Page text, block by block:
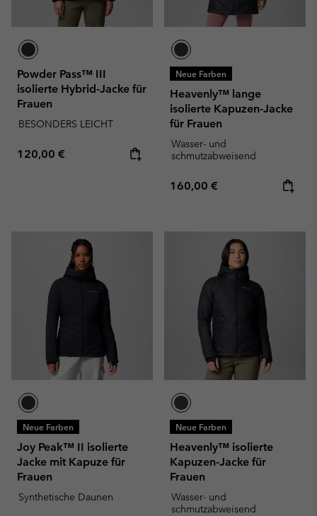
Powder Pass™ III
isolierte Hybrid-Jacke für
Frauen
BESONDERS LEICHT
Regular price:
120,00 €
Neue Farben
Heavenly™ lange
isolierte Kapuzen-Jacke
für Frauen
Wasser- und
schmutzabweisend
Regular price:
160,00 €
Neue Farben
Joy Peak™ II isolierte
Jacke mit Kapuze für
Frauen
Synthetische Daunen
Neue Farben
Heavenly™ isolierte
Kapuzen-Jacke für
Frauen
Wasser- und
schmutzabweisend